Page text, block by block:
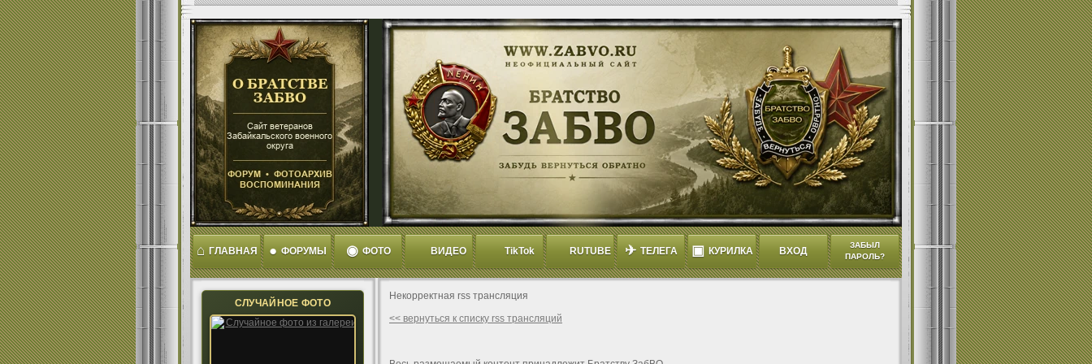
⌂ ГЛАВНАЯ ● ФОРУМЫ ◉ ФОТО ВИДЕО TikTok RUTUBE ✈ ТЕЛЕГА ▣ КУРИЛКА ВХОД
ЗАБЫЛ
ПАРОЛЬ?
СЛУЧАЙНОЕ ФОТО
Некорректная rss трансляция
<< вернуться к списку rss трансляций